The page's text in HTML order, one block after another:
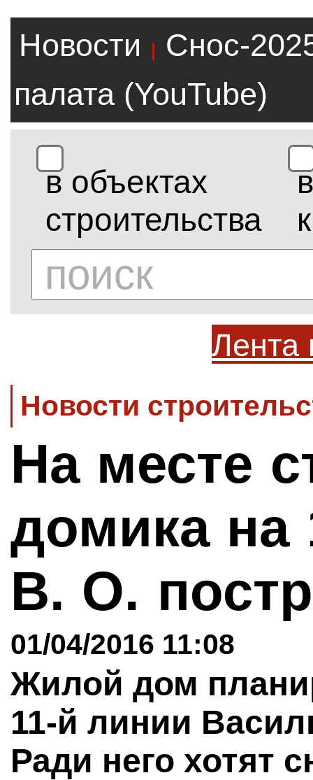
Новости |
Снос-
палата (YouTube)
в объектах
строительства
в
Лента
Новости
На месте
домика на
В. О.
01/04/2016 11:08
Жилой дом
11-й линии
Ради него хотят